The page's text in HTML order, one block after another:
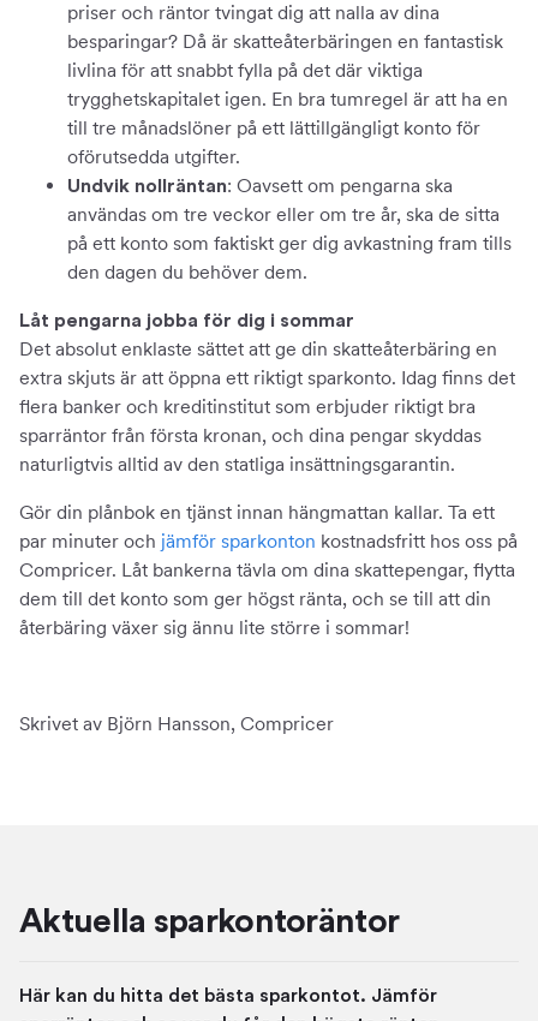
priser och räntor tvingat dig att nalla av dina
besparingar? Då är skatteåterbäringen en fantastisk
livlina för att snabbt fylla på det där viktiga
trygghetskapitalet igen. En bra tumregel är att ha en
till tre månadslöner på ett lättillgängligt konto för
oförutsedda utgifter.
Undvik nollräntan: Oavsett om pengarna ska
användas om tre veckor eller om tre år, ska de sitta
på ett konto som faktiskt ger dig avkastning fram tills
den dagen du behöver dem.
Låt pengarna jobba för dig i sommar
Det absolut enklaste sättet att ge din skatteåterbäring en
extra skjuts är att öppna ett riktigt sparkonto. Idag finns det
flera banker och kreditinstitut som erbjuder riktigt bra
sparräntor från första kronan, och dina pengar skyddas
naturligtvis alltid av den statliga insättningsgarantin.
Gör din plånbok en tjänst innan hängmattan kallar. Ta ett
par minuter och jämför sparkonton kostnadsfritt hos oss på
Compricer. Låt bankerna tävla om dina skattepengar, flytta
dem till det konto som ger högst ränta, och se till att din
återbäring växer sig ännu lite större i sommar!
Skrivet av Björn Hansson, Compricer
Aktuella sparkontoräntor
Här kan du hitta det bästa sparkontot. Jämför